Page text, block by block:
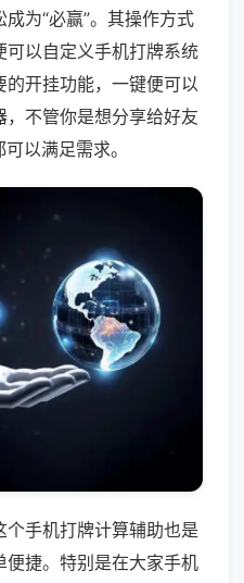
为“必赢”。其操作方式
以自定义手机打牌系统
开挂功能，一键便可以
不管你是想分享给好友
以满足需求。
个手机打牌计算辅助也是
便捷。特别是在大家手机